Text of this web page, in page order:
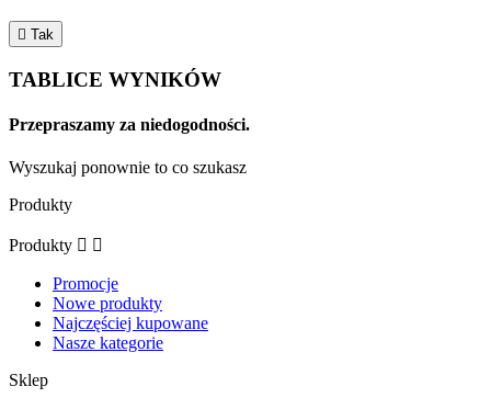
 Tak
TABLICE WYNIKÓW
Przepraszamy za niedogodności.
Wyszukaj ponownie to co szukasz
Produkty
Produkty  
Promocje
Nowe produkty
Najczęściej kupowane
Nasze kategorie
Sklep